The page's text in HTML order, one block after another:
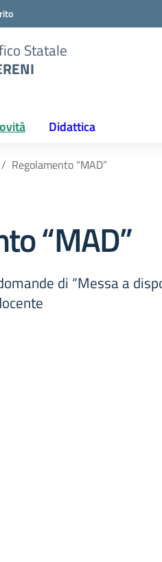
Statale
Didattica
Regolamento “MAD”
“MAD”
di “Messa a